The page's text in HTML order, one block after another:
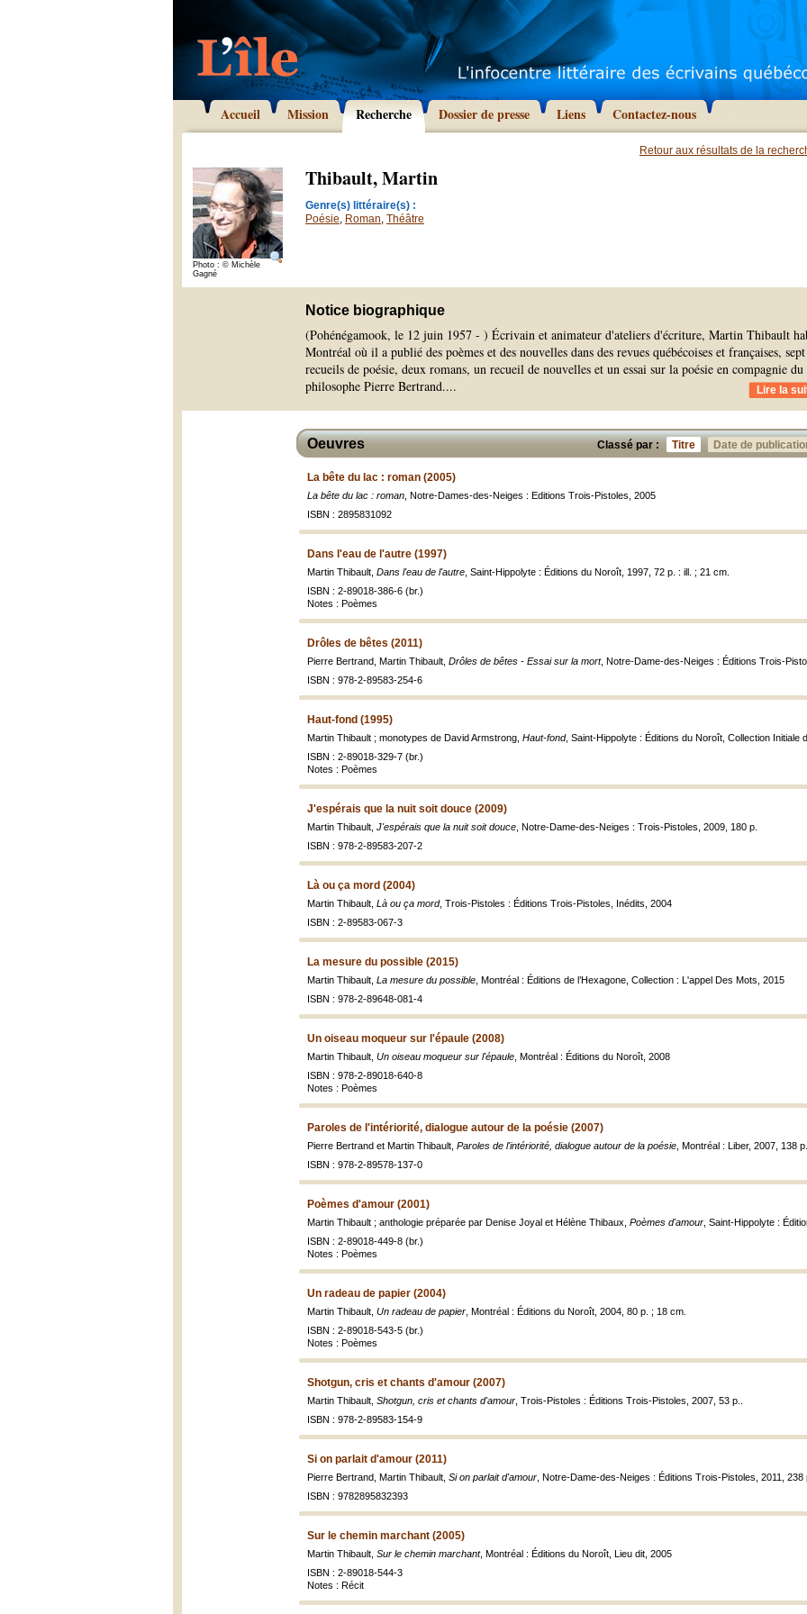
Accueil Mission Recherche Dossier de presse Liens Contactez-nous
Retour aux résultats de la
Photo : © Michèle
Gagné
Thibault, Martin
Genre(s) littéraire(s) :
Poésie, Roman, Théâtre
Notice biographique
(Pohénégamook, le 12 juin 1957 - ) Écrivain et animateur d'ateliers d'écriture, Martin Thibault
Montréal où il a publié des poèmes et des nouvelles dans des revues québécoises et françaises, sept
recueils de poésie, deux romans, un recueil de nouvelles et un essai sur la poésie en compagnie du
philosophe Pierre Bertrand.... Lire la
Classé par : Titre Date de
Oeuvres
La bête du lac : roman (2005)
La bête du lac : roman , Notre-Dames-des-Neiges : Editions Trois-Pistoles, 2005
ISBN : 2895831092
Dans l'eau de l'autre (1997)
Martin Thibault, Dans l'eau de l'autre , Saint-Hippolyte : Éditions du Noroît, 1997, 72 p. : ill. ; 21 cm.
ISBN : 2-89018-386-6 (br.)
Notes : Poèmes
Drôles de bêtes (2011)
Pierre Bertrand, Martin Thibault, Drôles de bêtes - Essai sur la mort, Notre-Dame-des-Neiges : Éditions Trois-
ISBN : 978-2-89583-254-6
Haut-fond (1995)
Martin Thibault ; monotypes de David Armstrong, Haut-fond, Saint-Hippolyte : Éditions du Noroît, Collection Initiale
ISBN : 2-89018-329-7 (br.)
Notes : Poèmes
J'espérais que la nuit soit douce (2009)
Martin Thibault, J'espérais que la nuit soit douce , Notre-Dame-des-Neiges : Trois-Pistoles, 2009, 180 p.
ISBN : 978-2-89583-207-2
Là ou ça mord (2004)
Martin Thibault, Là ou ça mord, Trois-Pistoles : Éditions Trois-Pistoles, Inédits, 2004
ISBN : 2-89583-067-3
La mesure du possible (2015)
Martin Thibault, La mesure du possible , Montréal : Éditions de l’Hexagone, Collection : L'appel Des Mots, 2015
ISBN : 978-2-89648-081-4
Un oiseau moqueur sur l'épaule (2008)
Martin Thibault, Un oiseau moqueur sur l'épaule , Montréal : Éditions du Noroît, 2008
ISBN : 978-2-89018-640-8
Notes : Poèmes
Paroles de l'intériorité, dialogue autour de la poésie (2007)
Pierre Bertrand et Martin Thibault, Paroles de l'intériorité, dialogue autour de la poésie , Montréal : Liber, 2007, 138 p.
ISBN : 978-2-89578-137-0
Poèmes d'amour (2001)
Martin Thibault ; anthologie préparée par Denise Joyal et Hélène Thibaux, Poèmes d'amour , Saint-Hippolyte :
ISBN : 2-89018-449-8 (br.)
Notes : Poèmes
Un radeau de papier (2004)
Martin Thibault, Un radeau de papier , Montréal : Éditions du Noroît, 2004, 80 p. ; 18 cm.
ISBN : 2-89018-543-5 (br.)
Notes : Poèmes
Shotgun, cris et chants d'amour (2007)
Martin Thibault, Shotgun, cris et chants d'amour , Trois-Pistoles : Éditions Trois-Pistoles, 2007, 53 p..
ISBN : 978-2-89583-154-9
Si on parlait d'amour (2011)
Pierre Bertrand, Martin Thibault, Si on parlait d'amour , Notre-Dame-des-Neiges : Éditions Trois-Pistoles, 2011, 238
ISBN : 9782895832393
Sur le chemin marchant (2005)
Martin Thibault, Sur le chemin marchant, Montréal : Éditions du Noroît, Lieu dit, 2005
ISBN : 2-89018-544-3
Notes : Récit